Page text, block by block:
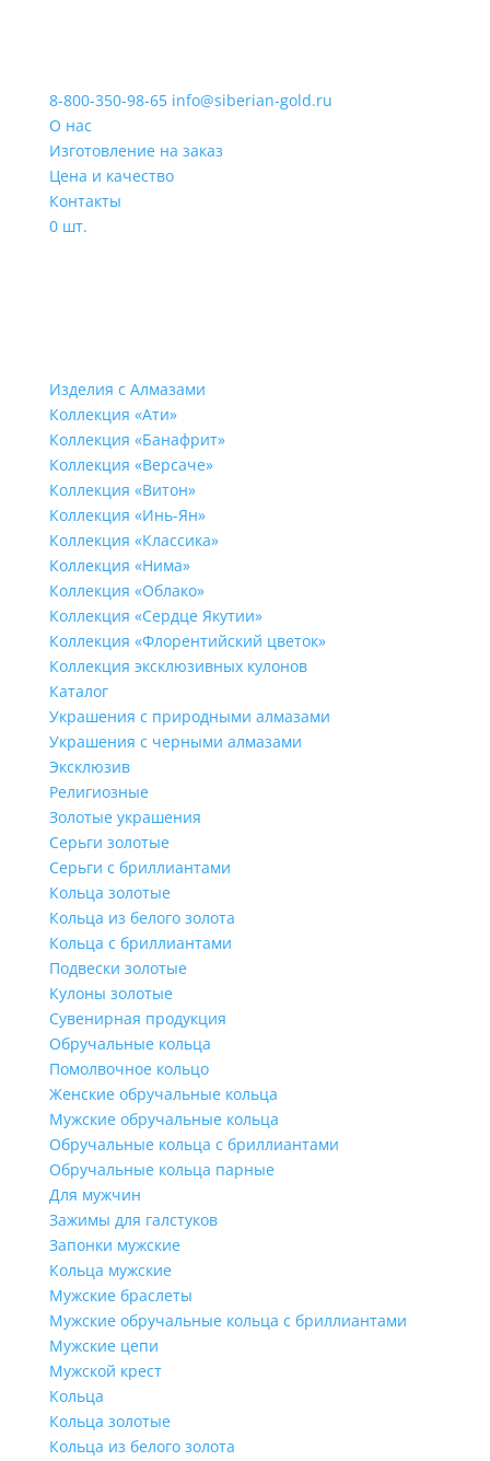
8-800-350-98-65 info@siberian-gold.ru
О нас
Изготовление на заказ
Цена и качество
Контакты
0 шт.
Изделия с Алмазами
Коллекция «Ати»
Коллекция «Банафрит»
Коллекция «Версаче»
Коллекция «Витон»
Коллекция «Инь-Ян»
Коллекция «Классика»
Коллекция «Нима»
Коллекция «Облако»
Коллекция «Сердце Якутии»
Коллекция «Флорентийский цветок»
Коллекция эксклюзивных кулонов
Каталог
Украшения с природными алмазами
Украшения с черными алмазами
Эксклюзив
Религиозные
Золотые украшения
Серьги золотые
Серьги с бриллиантами
Кольца золотые
Кольца из белого золота
Кольца с бриллиантами
Подвески золотые
Кулоны золотые
Сувенирная продукция
Обручальные кольца
Помолвочное кольцо
Женские обручальные кольца
Мужские обручальные кольца
Обручальные кольца с бриллиантами
Обручальные кольца парные
Для мужчин
Зажимы для галстуков
Запонки мужские
Кольца мужские
Мужские браслеты
Мужские обручальные кольца с бриллиантами
Мужские цепи
Мужской крест
Кольца
Кольца золотые
Кольца из белого золота